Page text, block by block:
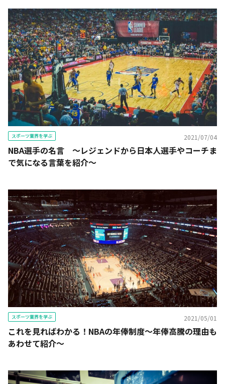
スポーツ業界を学ぶ 2021/07/04
NBA選手の名言 ～レジェンドから日本人選手やコーチま
で気になる言葉を紹介〜
スポーツ業界を学ぶ 2021/05/01
これを見ればわかる！NBAの年俸制度～年俸高騰の理由も
あわせて紹介～